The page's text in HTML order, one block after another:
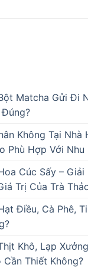
Matcha Gửi Đi
Không Tại Nhà
Phù Hợp Với Nhu
Cúc Sấy –
Trị Của Trà
Điều, Cà Phê,
Khô, Lạp
Thiết Không?